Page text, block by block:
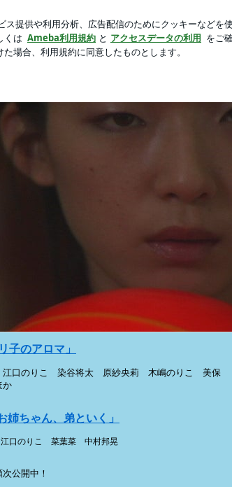
お姉ちゃんと公開
作「ユリ子のアロマ」＆「お姉ちゃん、弟といく」
子のアロマ」
江口のりこ 染谷将太 原紗央莉 木嶋のりこ 美保
姉ちゃん、弟といく」
江口のりこ 菜葉菜 中村邦晃
公開中！